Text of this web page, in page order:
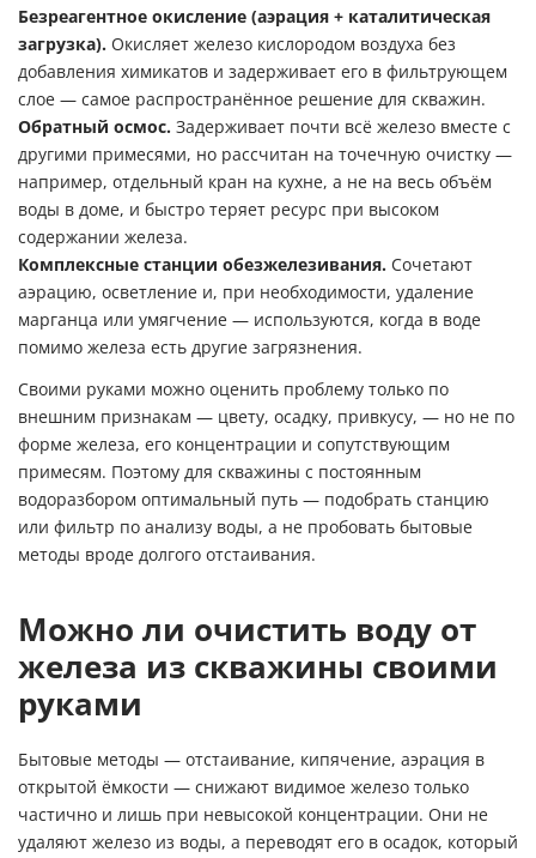
Безреагентное окисление (аэрация + каталитическая
загрузка). Окисляет железо кислородом воздуха без
добавления химикатов и задерживает его в фильтрующем
слое — самое распространённое решение для скважин.
Обратный осмос. Задерживает почти всё железо вместе с
другими примесями, но рассчитан на точечную очистку —
например, отдельный кран на кухне, а не на весь объём
воды в доме, и быстро теряет ресурс при высоком
содержании железа.
Комплексные станции обезжелезивания. Сочетают
аэрацию, осветление и, при необходимости, удаление
марганца или умягчение — используются, когда в воде
помимо железа есть другие загрязнения.
Своими руками можно оценить проблему только по
внешним признакам — цвету, осадку, привкусу, — но не по
форме железа, его концентрации и сопутствующим
примесям. Поэтому для скважины с постоянным
водоразбором оптимальный путь — подобрать станцию
или фильтр по анализу воды, а не пробовать бытовые
методы вроде долгого отстаивания.
Можно ли очистить воду от
железа из скважины своими
руками
Бытовые методы — отстаивание, кипячение, аэрация в
открытой ёмкости — снижают видимое железо только
частично и лишь при невысокой концентрации. Они не
удаляют железо из воды, а переводят его в осадок, который